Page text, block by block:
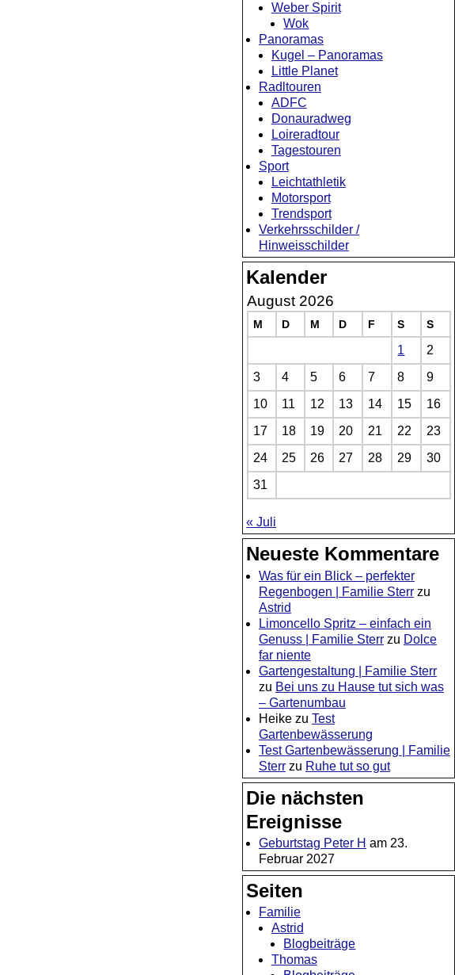
Weber Spirit
Wok
Panoramas
Kugel – Panoramas
Little Planet
Radltouren
ADFC
Donauradweg
Loireradtour
Tagestouren
Sport
Leichtathletik
Motorsport
Trendsport
Verkehrsschilder /
Hinweisschilder
Kalender
August 2026
M D M D F S S
1
2
3
4 5 6 7 8
9
10
11 12 13 14 15
16
17
18 19 20 21 22
23
24
25 26 27 28 29
30
31
« Juli
Neueste Kommentare
Was für ein Blick – perfekter
Regenbogen | Familie Sterrzu
Astrid
Limoncello Spritz – einfach ein
Genuss | Familie Sterrzu Dolce
far niente
Gartengestaltung | Familie Sterr
zu Bei uns zu Hause tut sich was
– Gartenumbau
Heikezu Test
Gartenbewässerung
Test Gartenbewässerung | Familie
Sterrzu Ruhe tut so gut
Die nächsten
Ereignisse
Geburtstag Peter H am 23.
Februar 2027
Seiten
Familie
Astrid
Blogbeiträge
Thomas